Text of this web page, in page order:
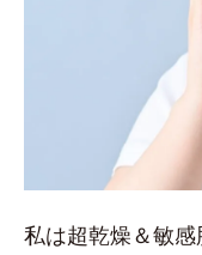
私は超乾燥＆敏